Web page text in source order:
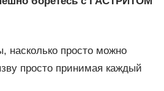
насколько просто можно
просто принимая каждый